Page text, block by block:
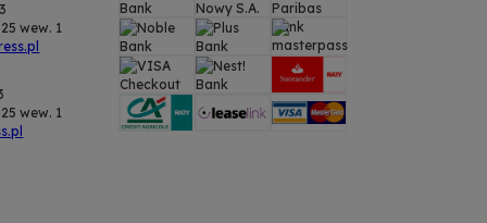
wew. 1
wew. 1